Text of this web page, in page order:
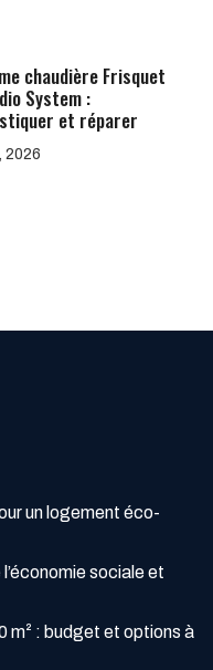
chaudière Frisquet
System :
et réparer
2026
un logement éco-
sociale et
m² : budget et options à